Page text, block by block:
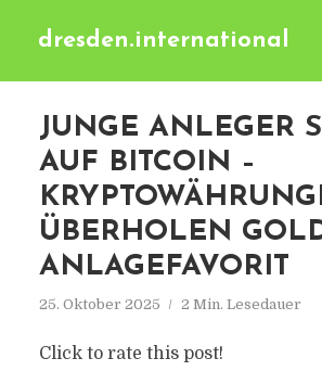
dresden.international
JUNGE ANLEGER
AUF BITCOIN –
ÜBERHOLEN
ANLAGEFAVORIT
25. Oktober 2025 2 Min. Lesedauer
Click to rate this post!